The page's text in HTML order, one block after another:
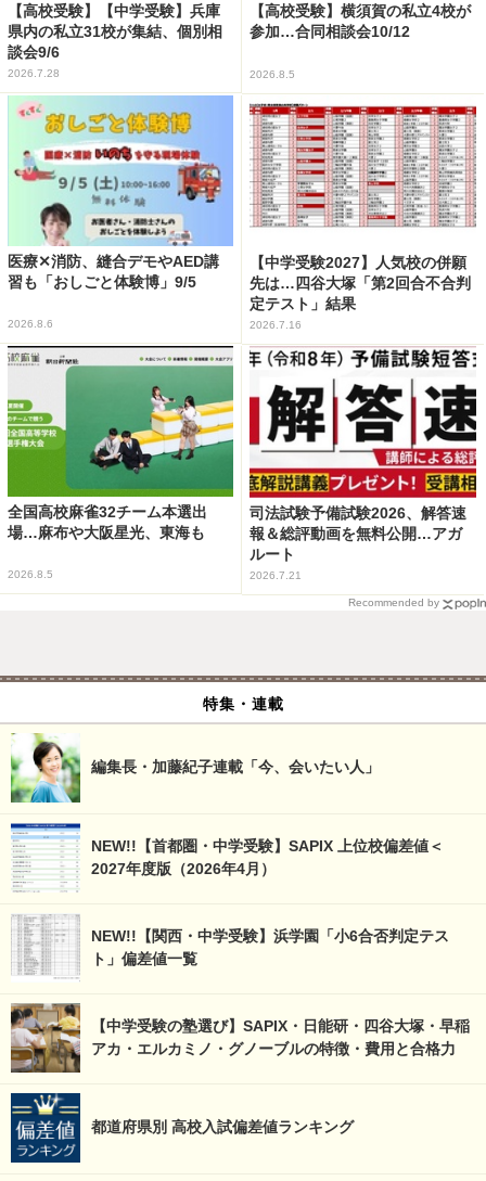
【高校受験】【中学受験】兵庫
県内の私立31校が集結、個別相
談会9/6
2026.7.28
【高校受験】横須賀の私立4校が
参加…合同相談会10/12
2026.8.5
医療✕消防、縫合デモやAED講
習も「おしごと体験博」9/5
2026.8.6
【中学受験2027】人気校の併願
先は…四谷大塚「第2回合不合判
定テスト」結果
2026.7.16
全国高校麻雀32チーム本選出
場…麻布や大阪星光、東海も
2026.8.5
司法試験予備試験2026、解答速
報＆総評動画を無料公開…アガ
ルート
2026.7.21
Recommended by
特集・連載
編集長・加藤紀子連載「今、会いたい人」
NEW!!【首都圏・中学受験】SAPIX 上位校偏差値＜
2027年度版（2026年4月）
NEW!!【関西・中学受験】浜学園「小6合否判定テス
ト」偏差値一覧
【中学受験の塾選び】SAPIX・日能研・四谷大塚・早稲
アカ・エルカミノ・グノーブルの特徴・費用と合格力
都道府県別 高校入試偏差値ランキング